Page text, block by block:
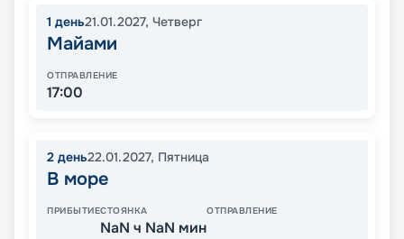
1 день21.01.2027, Четверг
Майами
ОТПРАВЛЕНИЕ
17:00
2 день22.01.2027, Пятница
В море
ПРИБЫТИЕСТОЯНКА
NaN ч NaN мин
ОТПРАВЛЕНИЕ